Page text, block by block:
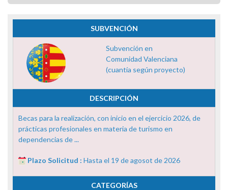
SUBVENCIÓN
Subvención en
Comunidad Valenciana
(cuantía según proyecto)
DESCRIPCIÓN
Becas para la realización, con inicio en el ejercicio 2026, de
prácticas profesionales en materia de turismo en
dependencias de ...
Plazo Solicitud : Hasta el 19 de agosot de 2026
CATEGORÍAS